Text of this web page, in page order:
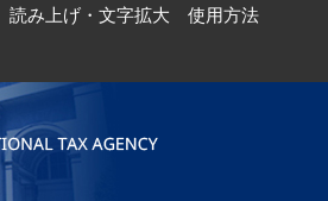
読み上げ・文字拡大 使用方法